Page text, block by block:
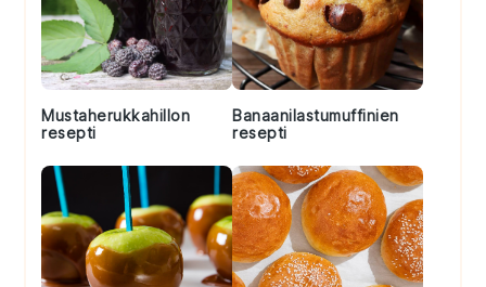
Mustaherukkahillon
resepti
Banaanilastumuffinien
resepti